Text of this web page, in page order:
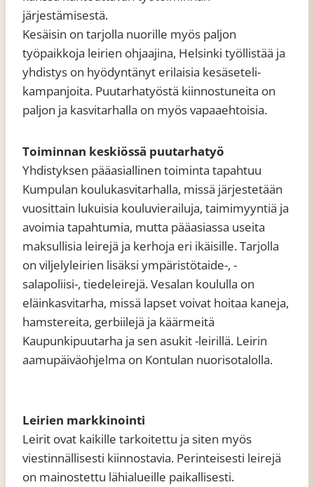
järjestämisestä.
Kesäisin on tarjolla nuorille myös paljon
työpaikkoja leirien ohjaajina, Helsinki työllistää ja
yhdistys on hyödyntänyt erilaisia kesäseteli-
kampanjoita. Puutarhatyöstä kiinnostuneita on
paljon ja kasvitarhalla on myös vapaaehtoisia.
Toiminnan keskiössä puutarhatyö
Yhdistyksen pääasiallinen toiminta tapahtuu
Kumpulan koulukasvitarhalla, missä järjestetään
vuosittain lukuisia kouluvierailuja, taimimyyntiä ja
avoimia tapahtumia, mutta pääasiassa useita
maksullisia leirejä ja kerhoja eri ikäisille. Tarjolla
on viljelyleirien lisäksi ympäristötaide-, -
salapoliisi-, tiedeleirejä. Vesalan koululla on
eläinkasvitarha, missä lapset voivat hoitaa kaneja,
hamstereita, gerbiilejä ja käärmeitä
Kaupunkipuutarha ja sen asukit -leirillä. Leirin
aamupäiväohjelma on Kontulan nuorisotalolla.
Leirien markkinointi
Leirit ovat kaikille tarkoitettu ja siten myös
viestinnällisesti kiinnostavia. Perinteisesti leirejä
on mainostettu lähialueille paikallisesti.